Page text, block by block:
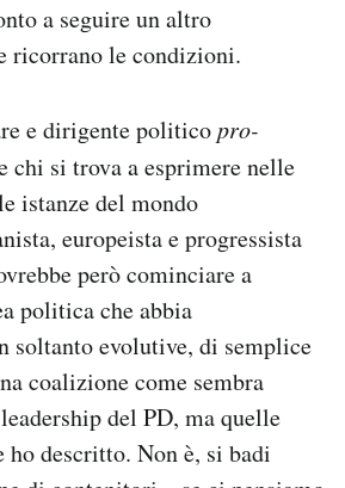
a seguire un altro
ricorrano le condizioni.
e dirigente politicopro-
chi si trova a esprimere nelle
istanze del mondo
europeista e progressista
però cominciare a
politica che abbia
soltanto evolutive, di semplice
coalizione come sembra
del PD, ma quelle
descritto. Non è, si badi